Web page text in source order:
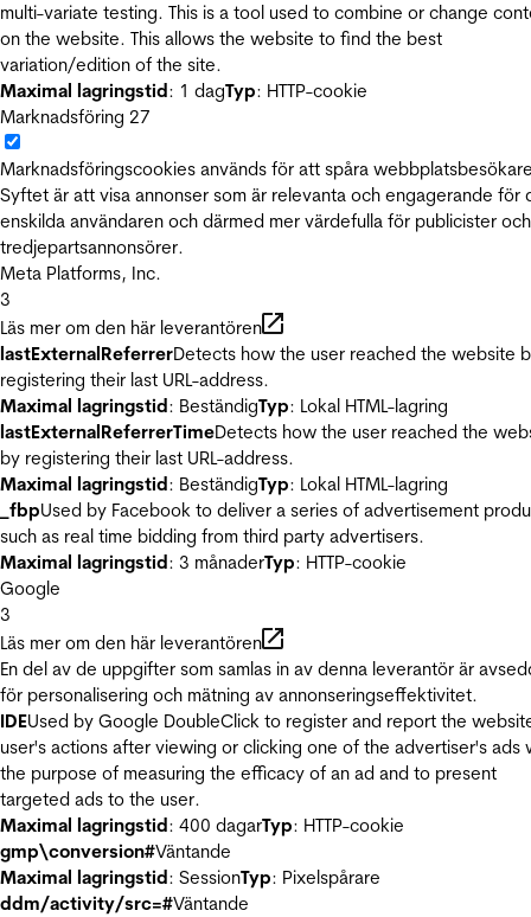
multi-variate testing. This is a tool used to combine or change
on the website. This allows the website to find the best
variation/edition of the site.
Maximal lagringstid: 1 dagTyp: HTTP-cookie
Marknadsföring 27
Marknadsföringscookies används för att spåra
Syftet är att visa annonser som är relevanta och engagerande för
enskilda användaren och därmed mer värdefulla för publicister och
tredjepartsannonsörer.
Meta Platforms, Inc.
3
Läs mer om den här leverantören
lastExternalReferrerDetects how the user reached the website
registering their last URL-address.
Maximal lagringstid: BeständigTyp: Lokal HTML-lagring
lastExternalReferrerTimeDetects how the user reached the
by registering their last URL-address.
Maximal lagringstid: BeständigTyp: Lokal HTML-lagring
_fbpUsed by Facebook to deliver a series of advertisement
such as real time bidding from third party advertisers.
Maximal lagringstid: 3 månaderTyp: HTTP-cookie
Google
3
Läs mer om den här leverantören
En del av de uppgifter som samlas in av denna leverantör är
för personalisering och mätning av annonseringseffektivitet.
IDEUsed by Google DoubleClick to register and report the
user's actions after viewing or clicking one of the advertiser's ads
the purpose of measuring the efficacy of an ad and to present
targeted ads to the user.
Maximal lagringstid: 400 dagarTyp: HTTP-cookie
gmp\conversion#Väntande
Maximal lagringstid: SessionTyp: Pixelspårare
ddm/activity/src=#Väntande